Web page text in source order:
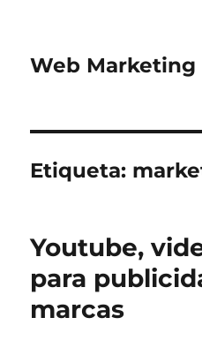
Web Marketing
Etiqueta:
Youtube,
para
marcas